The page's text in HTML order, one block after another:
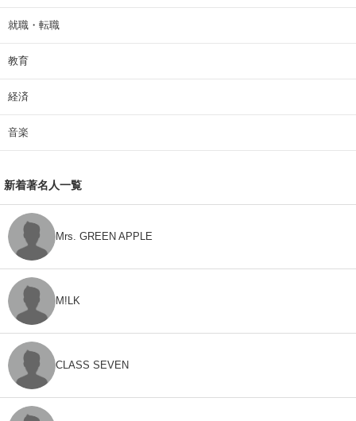
就職・転職
教育
経済
音楽
新着著名人一覧
Mrs. GREEN APPLE
M!LK
CLASS SEVEN